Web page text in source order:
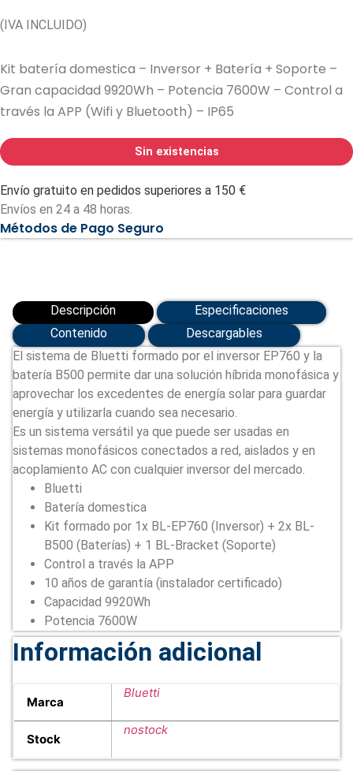
(IVA INCLUIDO)
Kit batería domestica – Inversor + Batería + Soporte –
Gran capacidad 9920Wh – Potencia 7600W – Control a
través la APP (Wifi y Bluetooth) – IP65
Sin existencias
Envío gratuito en pedidos superiores a 150 €
Envíos en 24 a 48 horas.
Métodos de Pago Seguro
Descripción
Especificaciones
Contenido
Descargables
El sistema de Bluetti formado por el inversor EP760 y la
batería B500 permite dar una solución híbrida monofásica y
aprovechar los excedentes de energía solar para guardar
energía y utilizarla cuando sea necesario.
Es un sistema versátil ya que puede ser usadas en
sistemas monofásicos conectados a red, aislados y en
acoplamiento AC con cualquier inversor del mercado.
Bluetti
Batería domestica
Kit formado por 1x BL-EP760 (Inversor) + 2x BL-
B500 (Baterías) + 1 BL-Bracket (Soporte)
Control a través la APP
10 años de garantía (instalador certificado)
Capacidad 9920Wh
Potencia 7600W
Información adicional
Marca
Bluetti
Stock
nostock